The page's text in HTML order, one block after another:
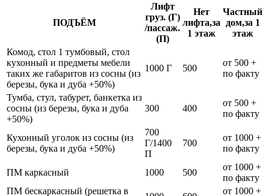
ПОДЪЁМ
Лифт
груз. (Г)
/пассаж.
(П)
Нет
лифта,за
1 этаж
Частный
дом,за 1
этаж
Комод, стол 1 тумбовый, стол
кухонный и предметы мебели
таких же габаритов из сосны (из
березы, бука и дуба +50%)
1000 Г 500
от 500 +
по факту
Тумба, стул, табурет, банкетка из
сосны (из березы, бука и дуба
+50%)
300 400
от 500 +
по факту
Кухонный уголок из сосны (из
березы, бука и дуба +50%)
700
Г/1400
П
700
от 1000 +
по факту
ПМ каркасный 1000 500
от 1000 +
по факту
ПМ бескаркасный (решетка в
от 1000 +